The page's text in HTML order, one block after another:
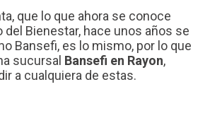
que lo que ahora se conoce
del Bienestar, hace unos años se
Bansefi, es lo mismo, por lo que
sucursal Bansefi en Rayon,
a cualquiera de estas.